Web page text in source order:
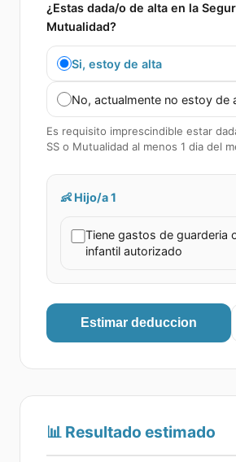
¿Estas dada/o de alta en la
Mutualidad?
Si, estoy de alta
No, actualmente no estoy de
Es requisito imprescindible estar
SS o Mutualidad al menos 1 dia del
👶 Hijo/a1
Tiene gastos de guarderia
infantil autorizado
Estimar deduccion
📊 Resultado estimado